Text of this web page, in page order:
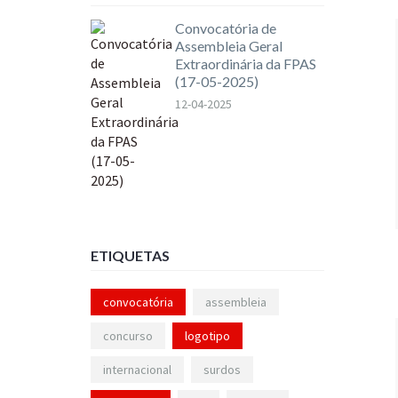
Convocatória de
Assembleia Geral
Extraordinária da FPAS
(17-05-2025)
12-04-2025
ETIQUETAS
convocatória assembleia
concurso logotipo
internacional surdos